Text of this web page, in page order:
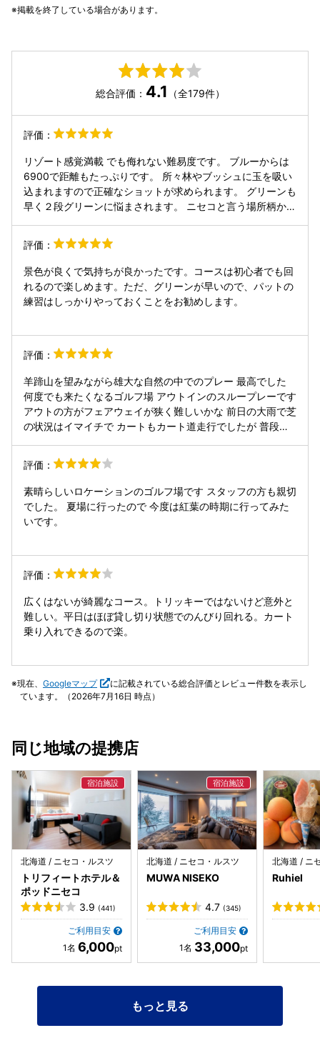
掲載を終了している場合があります。
総合評価： 4.1 （全179件）
評価：
リゾート感覚満載 でも侮れない難易度です。 ブルーからは
6900で距離もたっぷりです。 所々林やブッシュに玉を吸い
込まれますので正確なショットが求められます。 グリーンも
早く２段グリーンに悩まされます。 ニセコと言う場所柄から
会計となりますが、パークハイアットのキッチンが入ってい
ておいしいです。
評価：
景色が良くで気持ちが良かったです。コースは初心者でも回
れるので楽しめます。ただ、グリーンが早いので、パットの
練習はしっかりやっておくことをお勧めします。
評価：
羊蹄山を望みながら雄大な自然の中でのプレー 最高でした
何度でも来たくなるゴルフ場 アウトインのスループレーです
アウトの方がフェアウェイが狭く難しいかな 前日の大雨で芝
の状況はイマイチで カートもカート道走行でしたが 普段は
すから 小樽 札幌からなら車でこれますね 千歳空港までは車
で1時間半くらい 何回か来ていますが 何故かいつもすいてい
ます ラウンド4時間くらいでいけます 空港周辺の混雑するゴ
ルフ場より こちらをオススメしますね
評価：
素晴らしいロケーションのゴルフ場です スタッフの方も親切
でした。 夏場に行ったので 今度は紅葉の時期に行ってみた
いです。
評価：
広くはないが綺麗なコース。トリッキーではないけど意外と
難しい。平日はほぼ貸し切り状態でのんびり回れる。カート
乗り入れできるので楽。
現在、 Googleマップ
に記載されている総合評価とレビュー件数を表示し
ています。（2026年7月16日 時点）
同じ地域の提携店
北海道 / ニセコ・ルスツ
トリフィートホテル＆
ポッドニセコ
3.9 (441)
ご利用目安
6,000
北海道 / ニセコ・ルスツ
MUWA NISEKO
4.7 (345)
ご利用目安
33,000
北海道 / ニ
Ruhiel
もっと見る